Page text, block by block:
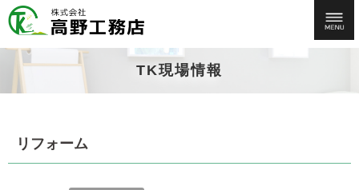
TK現場情報
リフォーム